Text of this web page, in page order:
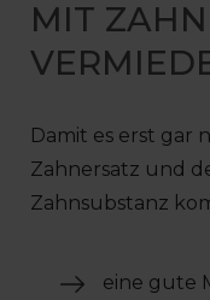
MIT
Damit es erst gar
Zahnersatz und
Zahnsubstanz
eine gute